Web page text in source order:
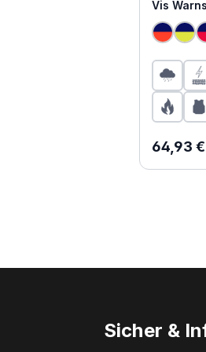
Vis
Regen
64,93 €
Sicher &